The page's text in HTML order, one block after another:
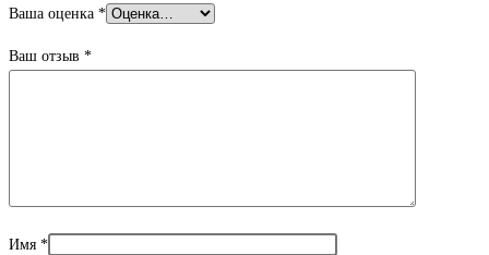
Ваша оценка *
Ваш отзыв *
Имя *